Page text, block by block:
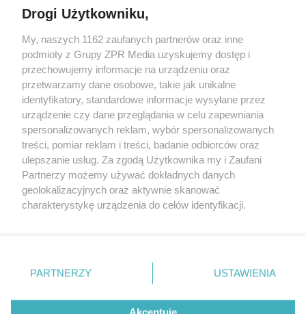
rozpowszechniany lub dalej rozpowszechniany w jakikolwiek sposób
(w tym także elektroniczny lub mechaniczny) na jakimkolwiek polu
eksploatacji w jakiejkolwiek formie, włącznie z umieszczaniem w
Internecie bez pisemnej zgody właściciela praw. Jakiekolwiek użycie
lub wykorzystanie utworów w całości lub w części z naruszeniem
prawa, tzn. bez właściwej zgody, jest zabronione pod groźbą kary i
może być ścigane prawnie.
O nas
Nasze serwisy
Drogi Użytkowniku,
My, naszych 1162 zaufanych partnerów oraz inne
podmioty z Grupy ZPR Media uzyskujemy dostęp i
przechowujemy informacje na urządzeniu oraz
przetwarzamy dane osobowe, takie jak unikalne
identyfikatory, standardowe informacje wysyłane przez
urządzenie czy dane przeglądania w celu zapewniania
spersonalizowanych reklam, wybór spersonalizowanych
treści, pomiar reklam i treści, badanie odbiorców oraz
ulepszanie usług. Za zgodą Użytkownika my i Zaufani
Partnerzy możemy używać dokładnych danych
geolokalizacyjnych oraz aktywnie skanować
charakterystykę urządzenia do celów identyfikacji.
zmienić/wycofać klikając przycisk ustawień prywatności
znajdujący się w lewym dolnym rogu strony
rodzaje przetwarzania danych nie wymagają zgody
PARTNERZY USTAWIENIA
Akceptuję